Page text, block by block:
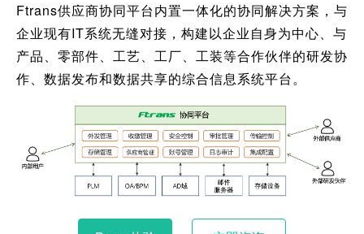
Ftrans供应商协同平台内置一体化的协同解决方案，与
企业现有IT系统无缝对接，构建以企业自身为中心、与
产品、零部件、工艺、工厂、工装等合作伙伴的研发协
作、数据发布和数据共享的综合信息系统平台。